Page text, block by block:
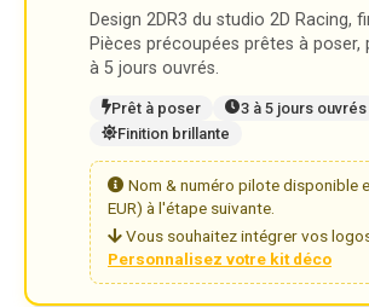
Design 2DR3 du studio 2D Racing,
Pièces précoupées prêtes à
à 5 jours ouvrés.
Prêt à poser
3 à 5 jours ouvrés
Finition brillante
Nom & numéro pilote disponible
EUR) à l'étape suivante.
Vous souhaitez intégrer vos
Personnalisez votre kit déco